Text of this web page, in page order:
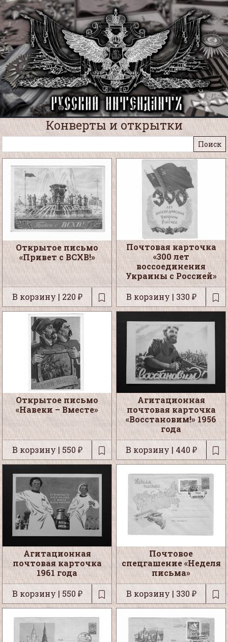
Конверты и открытки
Открытое письмо
«Привет с ВСХВ!»
В корзину | 220 ₽
Почтовая карточка
«300 лет
воссоединения
Украины с Россией»
В корзину | 330 ₽
Открытое письмо
«Навеки – Вместе»
В корзину | 550 ₽
Агитационная
почтовая карточка
«Восстановим!» 1956
года
В корзину | 440 ₽
Агитационная
почтовая карточка
1961 года
В корзину | 550 ₽
Почтовое
спецгашение «Неделя
письма»
В корзину | 330 ₽